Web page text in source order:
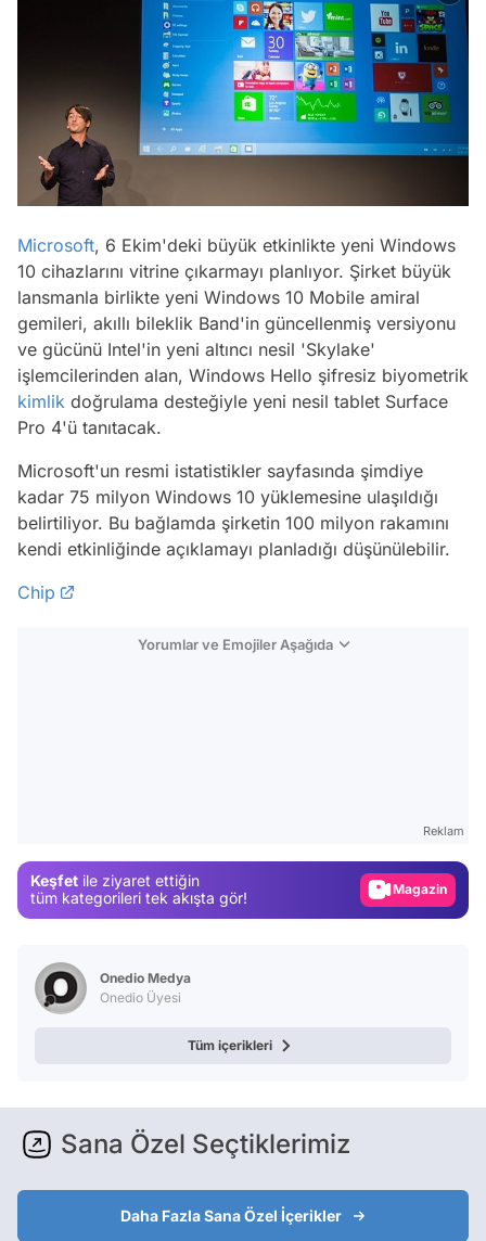
Microsoft, 6 Ekim'deki büyük etkinlikte yeni Windows
10 cihazlarını vitrine çıkarmayı planlıyor. Şirket büyük
lansmanla birlikte yeni Windows 10 Mobile amiral
gemileri, akıllı bileklik Band'in güncellenmiş versiyonu
ve gücünü Intel'in yeni altıncı nesil 'Skylake'
işlemcilerinden alan, Windows Hello şifresiz biyometrik
kimlik doğrulama desteğiyle yeni nesil tablet Surface
Pro 4'ü tanıtacak.
Microsoft'un resmi istatistikler sayfasında şimdiye
kadar 75 milyon Windows 10 yüklemesine ulaşıldığı
belirtiliyor. Bu bağlamda şirketin 100 milyon rakamını
kendi etkinliğinde açıklamayı planladığı düşünülebilir.
Chip
Yorumlar ve Emojiler Aşağıda
Reklam
Keşfet ile ziyaret ettiğin
tüm kategorileri tek akışta gör!
Magazin
Onedio Medya
Onedio Üyesi
Tüm içerikleri
Sana Özel Seçtiklerimiz
Daha Fazla Sana Özel İçerikler